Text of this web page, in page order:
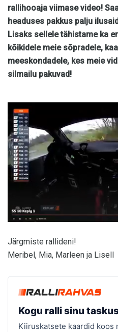
rallihooaja viimase video!
headuses pakkus palju
Lisaks sellele tähistame ka
kõikidele meie sõpradele,
meeskondadele, kes meie
silmailu pakuvad!
Järgmiste rallideni!
Meribel, Mia, Marleen ja Lisell
Kogu ralli sinu
Kiiruskatsete kaardid koos